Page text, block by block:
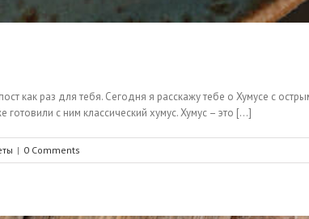
как раз для тебя. Сегодня я расскажу тебе о Хумусе с
с ним классический хумус. Хумус – это [...]
| 0 Comments